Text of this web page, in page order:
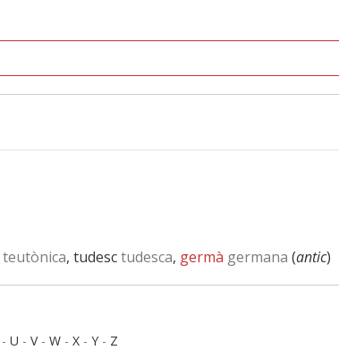
teutònica, tudesctudesca, germà germana (antic)
- U - V- W - X - Y - Z